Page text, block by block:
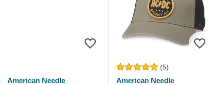
American Needle
(5)
American Needle